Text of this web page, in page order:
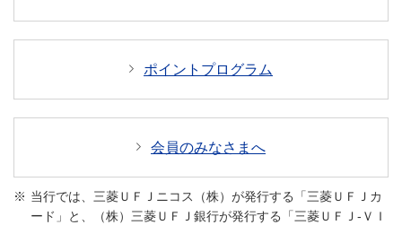
ポイントプログラム
会員のみなさまへ
当行では、三菱ＵＦＪニコス（株）が発行する「三菱ＵＦＪカ
ード」と、（株）三菱ＵＦＪ銀行が発行する「三菱ＵＦＪ-ＶＩ